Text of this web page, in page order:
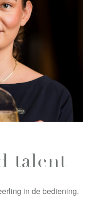
talent
in de bediening.